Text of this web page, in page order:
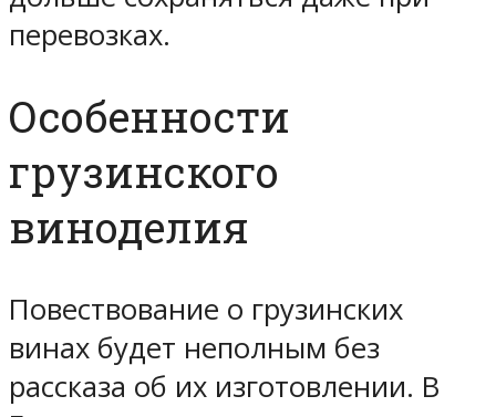
перевозках.
Особенности
грузинского
виноделия
Повествование о грузинских
винах будет неполным без
рассказа об их изготовлении. В